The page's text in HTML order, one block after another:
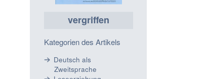
vergriffen
Kategorien des Artikels
Deutsch als
Zweitsprache